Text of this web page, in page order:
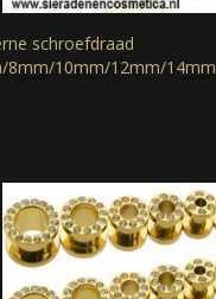
schroefdraad
8mm/10mm/12mm/14mm